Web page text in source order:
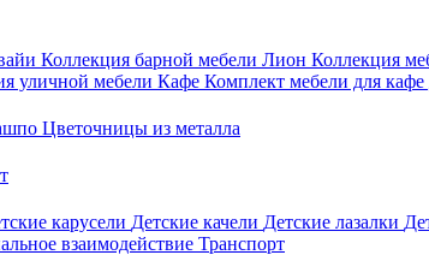
Коллекция барной мебели Лион Коллекция
уличной мебели Кафе Комплект мебели для кафе
Цветочницы из металла
карусели Детские качели Детские лазалки
взаимодействие Транспорт